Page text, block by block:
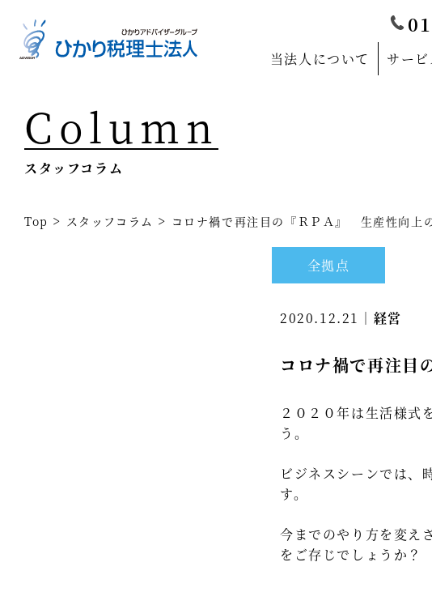
当法人について
サービ
Top
経営コンサルティ
事業承継の専門家
税務調査の専門家
医療業界の専門家
Column
スタッフコラム
Top > スタッフコラム > コロナ禍で再注目の『ＲＰＡ』 生産性向上
全拠点
2020.12.21｜ 経営
コロナ禍で再注目
２０２０年は生活様式
う。
ビジネスシーンでは、
す。
今までのやり方を変え
をご存じでしょうか？